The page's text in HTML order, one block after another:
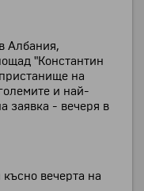
Албания,
"Константин
на
и най-
заявка - вечеря в
вечерта на